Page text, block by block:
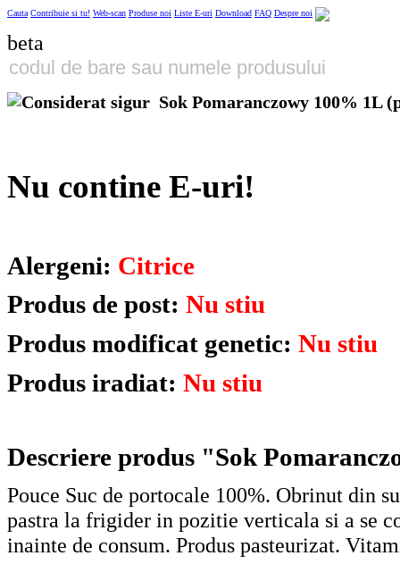
Cauta Contribuie si tu! Web-scan Produse noi Liste E-uri Download FAQ Despre noi
beta
Sok Pomaranczowy 100% 1L
Nu contine E-uri!
Alergeni: Citrice
Produs de post: Nu stiu
Produs modificat genetic: Nu stiu
Produs iradiat: Nu stiu
Descriere produs "Sok
Pouce Suc de portocale 100%. Obrinut din
pastra la frigider in pozitie verticala si a se
inainte de consum. Produs pasteurizat.